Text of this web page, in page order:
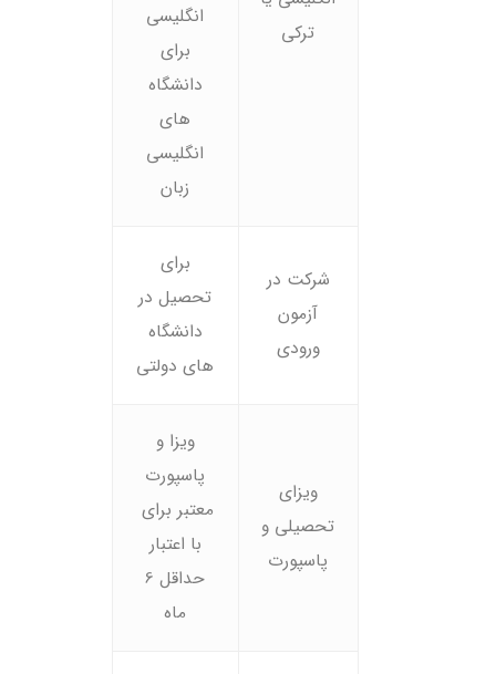
انگلیسی
برای
دانشگاه
های
انگلیسی
زبان
ترکی
برای
تحصیل در
دانشگاه
های دولتی
شرکت در
آزمون
ورودی
ویزا و
پاسپورت
معتبر برای
با اعتبار
حداقل 6
ماه
ویزای
تحصیلی و
پاسپورت